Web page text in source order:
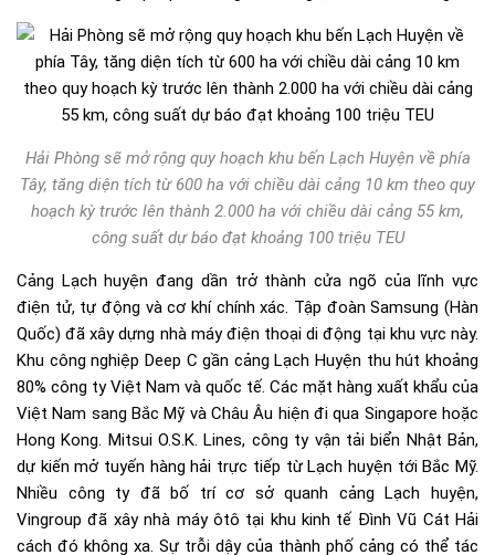
Hải Phòng sẽ mở rộng quy hoạch khu bến Lạch Huyện về phía
Tây, tăng diện tích từ 600 ha với chiều dài cảng 10 km theo quy
hoạch kỳ trước lên thành 2.000 ha với chiều dài cảng 55 km,
công suất dự báo đạt khoảng 100 triệu TEU
Cảng Lạch huyện đang dần trở thành cửa ngõ của lĩnh vực
điện tử, tự động và cơ khí chính xác. Tập đoàn Samsung (Hàn
Quốc) đã xây dựng nhà máy điện thoại di động tại khu vực này.
Khu công nghiệp Deep C gần cảng Lạch Huyện thu hút khoảng
80% công ty Việt Nam và quốc tế. Các mặt hàng xuất khẩu của
Việt Nam sang Bắc Mỹ và Châu Âu hiện đi qua Singapore hoặc
Hong Kong. Mitsui O.S.K. Lines, công ty vận tải biển Nhật Bản,
dự kiến mở tuyến hàng hải trực tiếp từ Lạch huyện tới Bắc Mỹ.
Nhiều công ty đã bố trí cơ sở quanh cảng Lạch huyện,
Vingroup đã xây nhà máy ôtô tại khu kinh tế Đình Vũ Cát Hải
cách đó không xa. Sự trỗi dậy của thành phố cảng có thể tác